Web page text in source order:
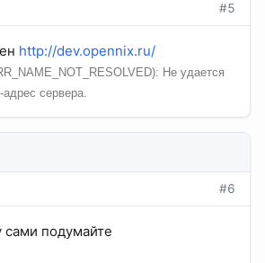
#5
http://dev.opennix.ru/
Не удается
адрес сервера.
#6
сами подумайте